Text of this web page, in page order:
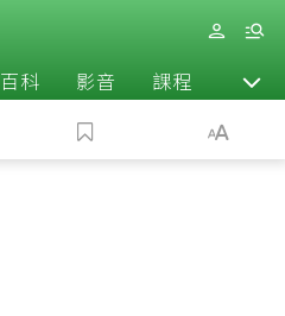
百科 影音 課程 退休